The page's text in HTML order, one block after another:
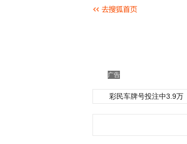
广告
彩民车牌号投注中3.9万